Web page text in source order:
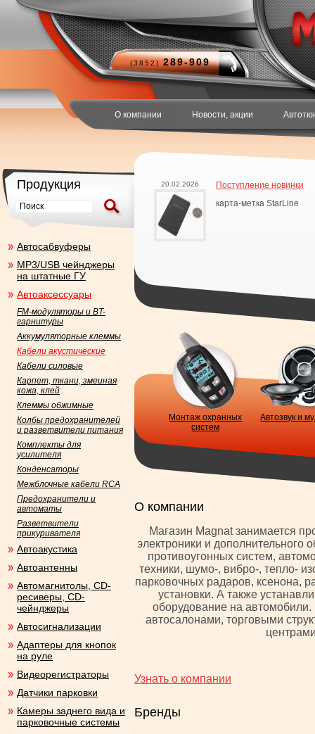
(3852)289-909
О компании Новости, акции
20.02.2026
Поступление новинки
карта-метка StarLine
Монтаж охранных
систем
Автозвук и
О компании
Магазин Magnat занимается
электроники и дополнительного
противоугонных систем,
техники, шумо-, вибро-, тепло-
парковочных радаров, ксенона,
установки. А также
оборудование на автомобили.
автосалонами, торговыми
Узнать о компании
Бренды
Продукция
Aвтосабвуферы
MP3/USB чейнджеры
на штатные ГУ
Автоаксесcуары
FM-модуляторы и BT-
гарнитуры
Аккумуляторные клеммы
Кабели акустические
Кабели силовые
Карпет, ткани, змеиная
кожа, клей
Клеммы обжимные
Колбы предохранителей
и разветвители питания
Комплекты для
усилителя
Конденсаторы
Межблочные кабели RCA
Предохранители и
автоматы
Разветвители
прикуривателя
Автоакустика
Автоантенны
Автомагнитолы, CD-
ресиверы, CD-
чейнджеры
Автосигнализации
Адаптеры для кнопок
на руле
Видеорегистраторы
Датчики парковки
Камеры заднего вида и
парковочные системы